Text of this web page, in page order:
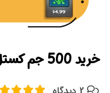
خرید 500 جم کستل کراش